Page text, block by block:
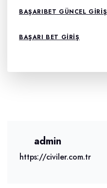
BAŞARIBET GÜNCEL GIRIŞ
BAŞARI BET GIRIŞ
admin
https://civiler.com.tr